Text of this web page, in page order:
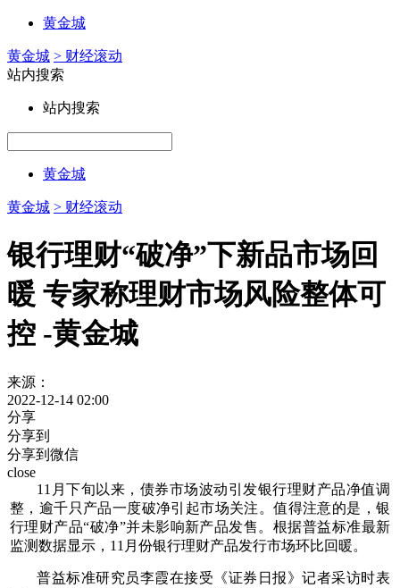
黄金城
黄金城 > 财经滚动
站内搜索
站内搜索
黄金城
黄金城 > 财经滚动
银行理财“破净”下新品市场回
暖 专家称理财市场风险整体可
控 -黄金城
来源：
2022-12-14 02:00
分享
分享到
分享到微信
close
11月下旬以来，债券市场波动引发银行理财产品净值调
整，逾千只产品一度破净引起市场关注。值得注意的是，银
行理财产品“破净”并未影响新产品发售。根据普益标准最新
监测数据显示，11月份银行理财产品发行市场环比回暖。
普益标准研究员李霞在接受《证券日报》记者采访时表